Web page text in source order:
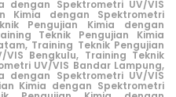
dengan Spektrometri UV/VIS
Kimia dengan Spektrometri
Pengujian Kimia dengan
Teknik Pengujian Kimia
Training Teknik Pengujian
Bengkulu, Training Teknik
UV/VIS Bandar Lampung,
dengan Spektrometri UV/VIS
Kimia dengan Spektrometri